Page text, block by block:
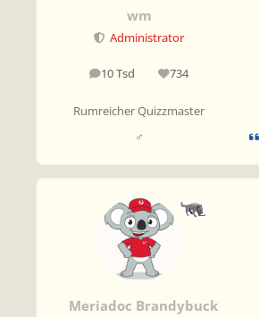
wm
Administrator
10 Tsd
Beiträge 734
Reputation
Rumreicher Quizzmaster
♂
Meriadoc Brandybuck